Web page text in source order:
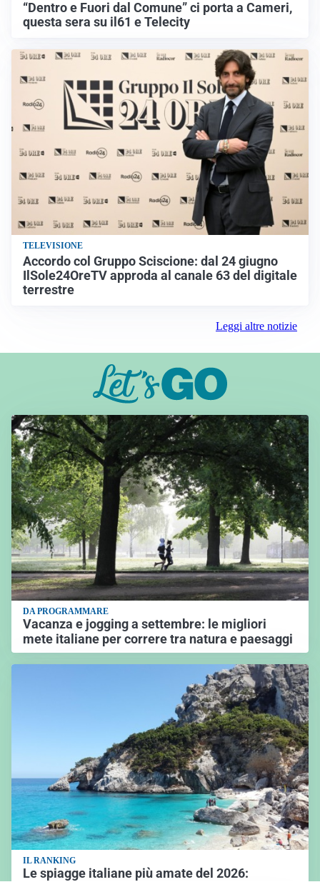
“Dentro e Fuori dal Comune” ci porta a Cameri,
questa sera su il61 e Telecity
TELEVISIONE
Accordo col Gruppo Sciscione: dal 24 giugno
IlSole24OreTV approda al canale 63 del digitale
terrestre
Leggi altre notizie
DA PROGRAMMARE
Vacanza e jogging a settembre: le migliori
mete italiane per correre tra natura e paesaggi
IL RANKING
Le spiagge italiane più amate del 2026: